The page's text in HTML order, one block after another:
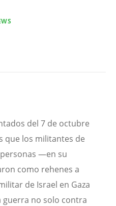
del 7 de octubre
que los militantes de
—en su
como rehenes a
de Israel en Gaza
guerra no solo contra